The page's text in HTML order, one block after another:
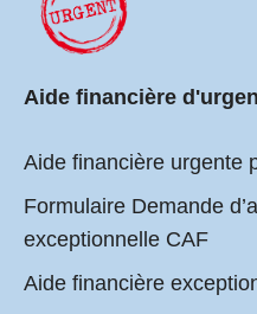
Aide financière
Aide financière urgente
Formulaire Demande
exceptionnelle CAF
Aide financière